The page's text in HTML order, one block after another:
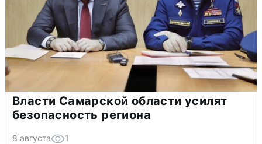
Власти Самарской области усилят
безопасность региона
8 августа 1